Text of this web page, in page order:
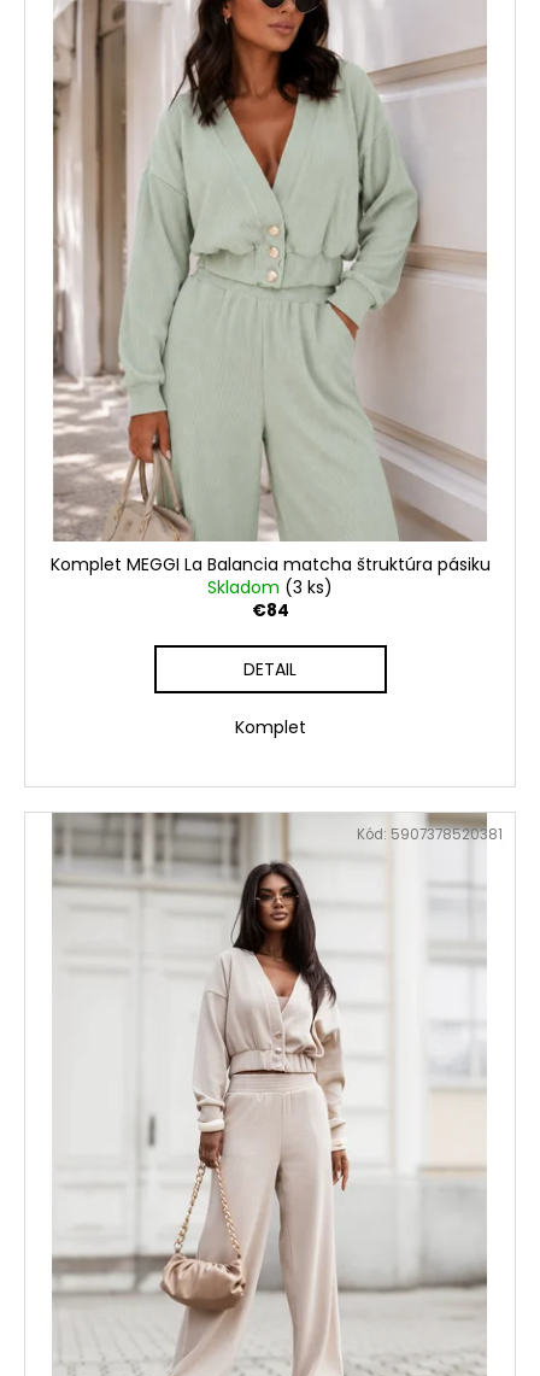
Komplet MEGGI La Balancia matcha štruktúra pásiku
Skladom (3 ks)
€84
DETAIL
Komplet
Kód: 5907378520381